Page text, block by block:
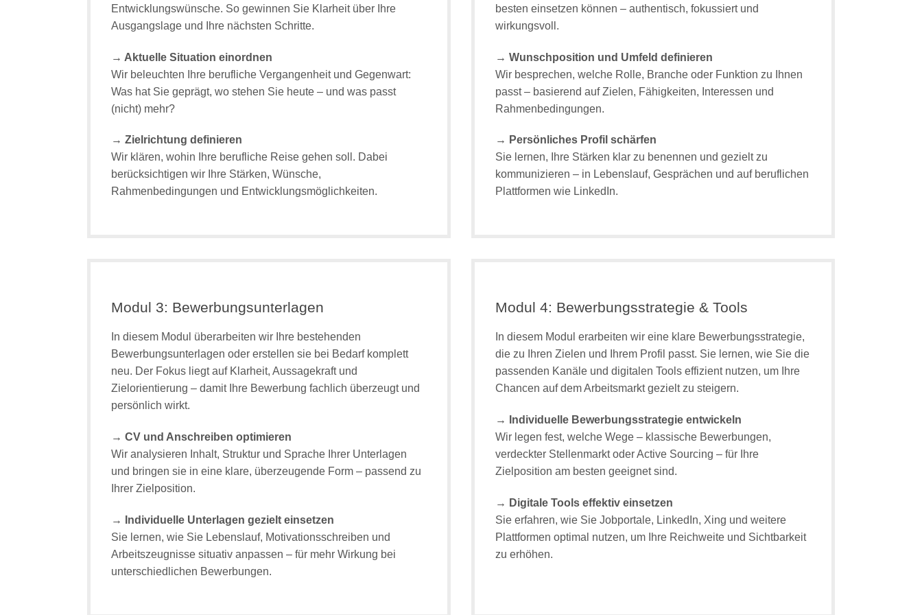
Entwicklungswünsche. So gewinnen Sie Klarheit über Ihre
Ausgangslage und Ihre nächsten Schritte.
→ Aktuelle Situation einordnen
Wir beleuchten Ihre berufliche Vergangenheit und Gegenwart:
Was hat Sie geprägt, wo stehen Sie heute – und was passt
(nicht) mehr?
→ Zielrichtung definieren
Wir klären, wohin Ihre berufliche Reise gehen soll. Dabei
berücksichtigen wir Ihre Stärken, Wünsche,
Rahmenbedingungen und Entwicklungsmöglichkeiten.
besten einsetzen können – authentisch, fokussiert und
wirkungsvoll.
→ Wunschposition und Umfeld definieren
Wir besprechen, welche Rolle, Branche oder Funktion zu Ihnen
passt – basierend auf Zielen, Fähigkeiten, Interessen und
Rahmenbedingungen.
→ Persönliches Profil schärfen
Sie lernen, Ihre Stärken klar zu benennen und gezielt zu
kommunizieren – in Lebenslauf, Gesprächen und auf beruflichen
Plattformen wie LinkedIn.
Modul 3: Bewerbungsunterlagen
In diesem Modul überarbeiten wir Ihre bestehenden
Bewerbungsunterlagen oder erstellen sie bei Bedarf komplett
neu. Der Fokus liegt auf Klarheit, Aussagekraft und
Zielorientierung – damit Ihre Bewerbung fachlich überzeugt und
persönlich wirkt.
→ CV und Anschreiben optimieren
Wir analysieren Inhalt, Struktur und Sprache Ihrer Unterlagen
und bringen sie in eine klare, überzeugende Form – passend zu
Ihrer Zielposition.
→ Individuelle Unterlagen gezielt einsetzen
Sie lernen, wie Sie Lebenslauf, Motivationsschreiben und
Arbeitszeugnisse situativ anpassen – für mehr Wirkung bei
unterschiedlichen Bewerbungen.
Modul 4: Bewerbungsstrategie & Tools
In diesem Modul erarbeiten wir eine klare Bewerbungsstrategie,
die zu Ihren Zielen und Ihrem Profil passt. Sie lernen, wie Sie die
passenden Kanäle und digitalen Tools effizient nutzen, um Ihre
Chancen auf dem Arbeitsmarkt gezielt zu steigern.
→ Individuelle Bewerbungsstrategie entwickeln
Wir legen fest, welche Wege – klassische Bewerbungen,
verdeckter Stellenmarkt oder Active Sourcing – für Ihre
Zielposition am besten geeignet sind.
→ Digitale Tools effektiv einsetzen
Sie erfahren, wie Sie Jobportale, LinkedIn, Xing und weitere
Plattformen optimal nutzen, um Ihre Reichweite und Sichtbarkeit
zu erhöhen.